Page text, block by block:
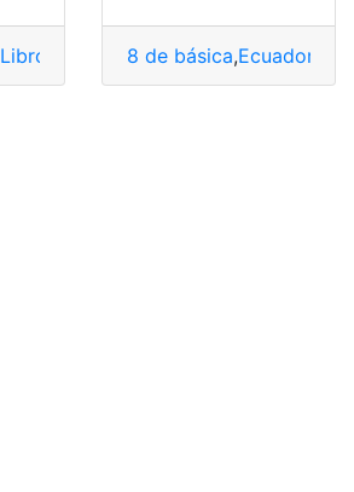
Libro Ciencias Sociales,Libro de
8 de básica,Ecuador